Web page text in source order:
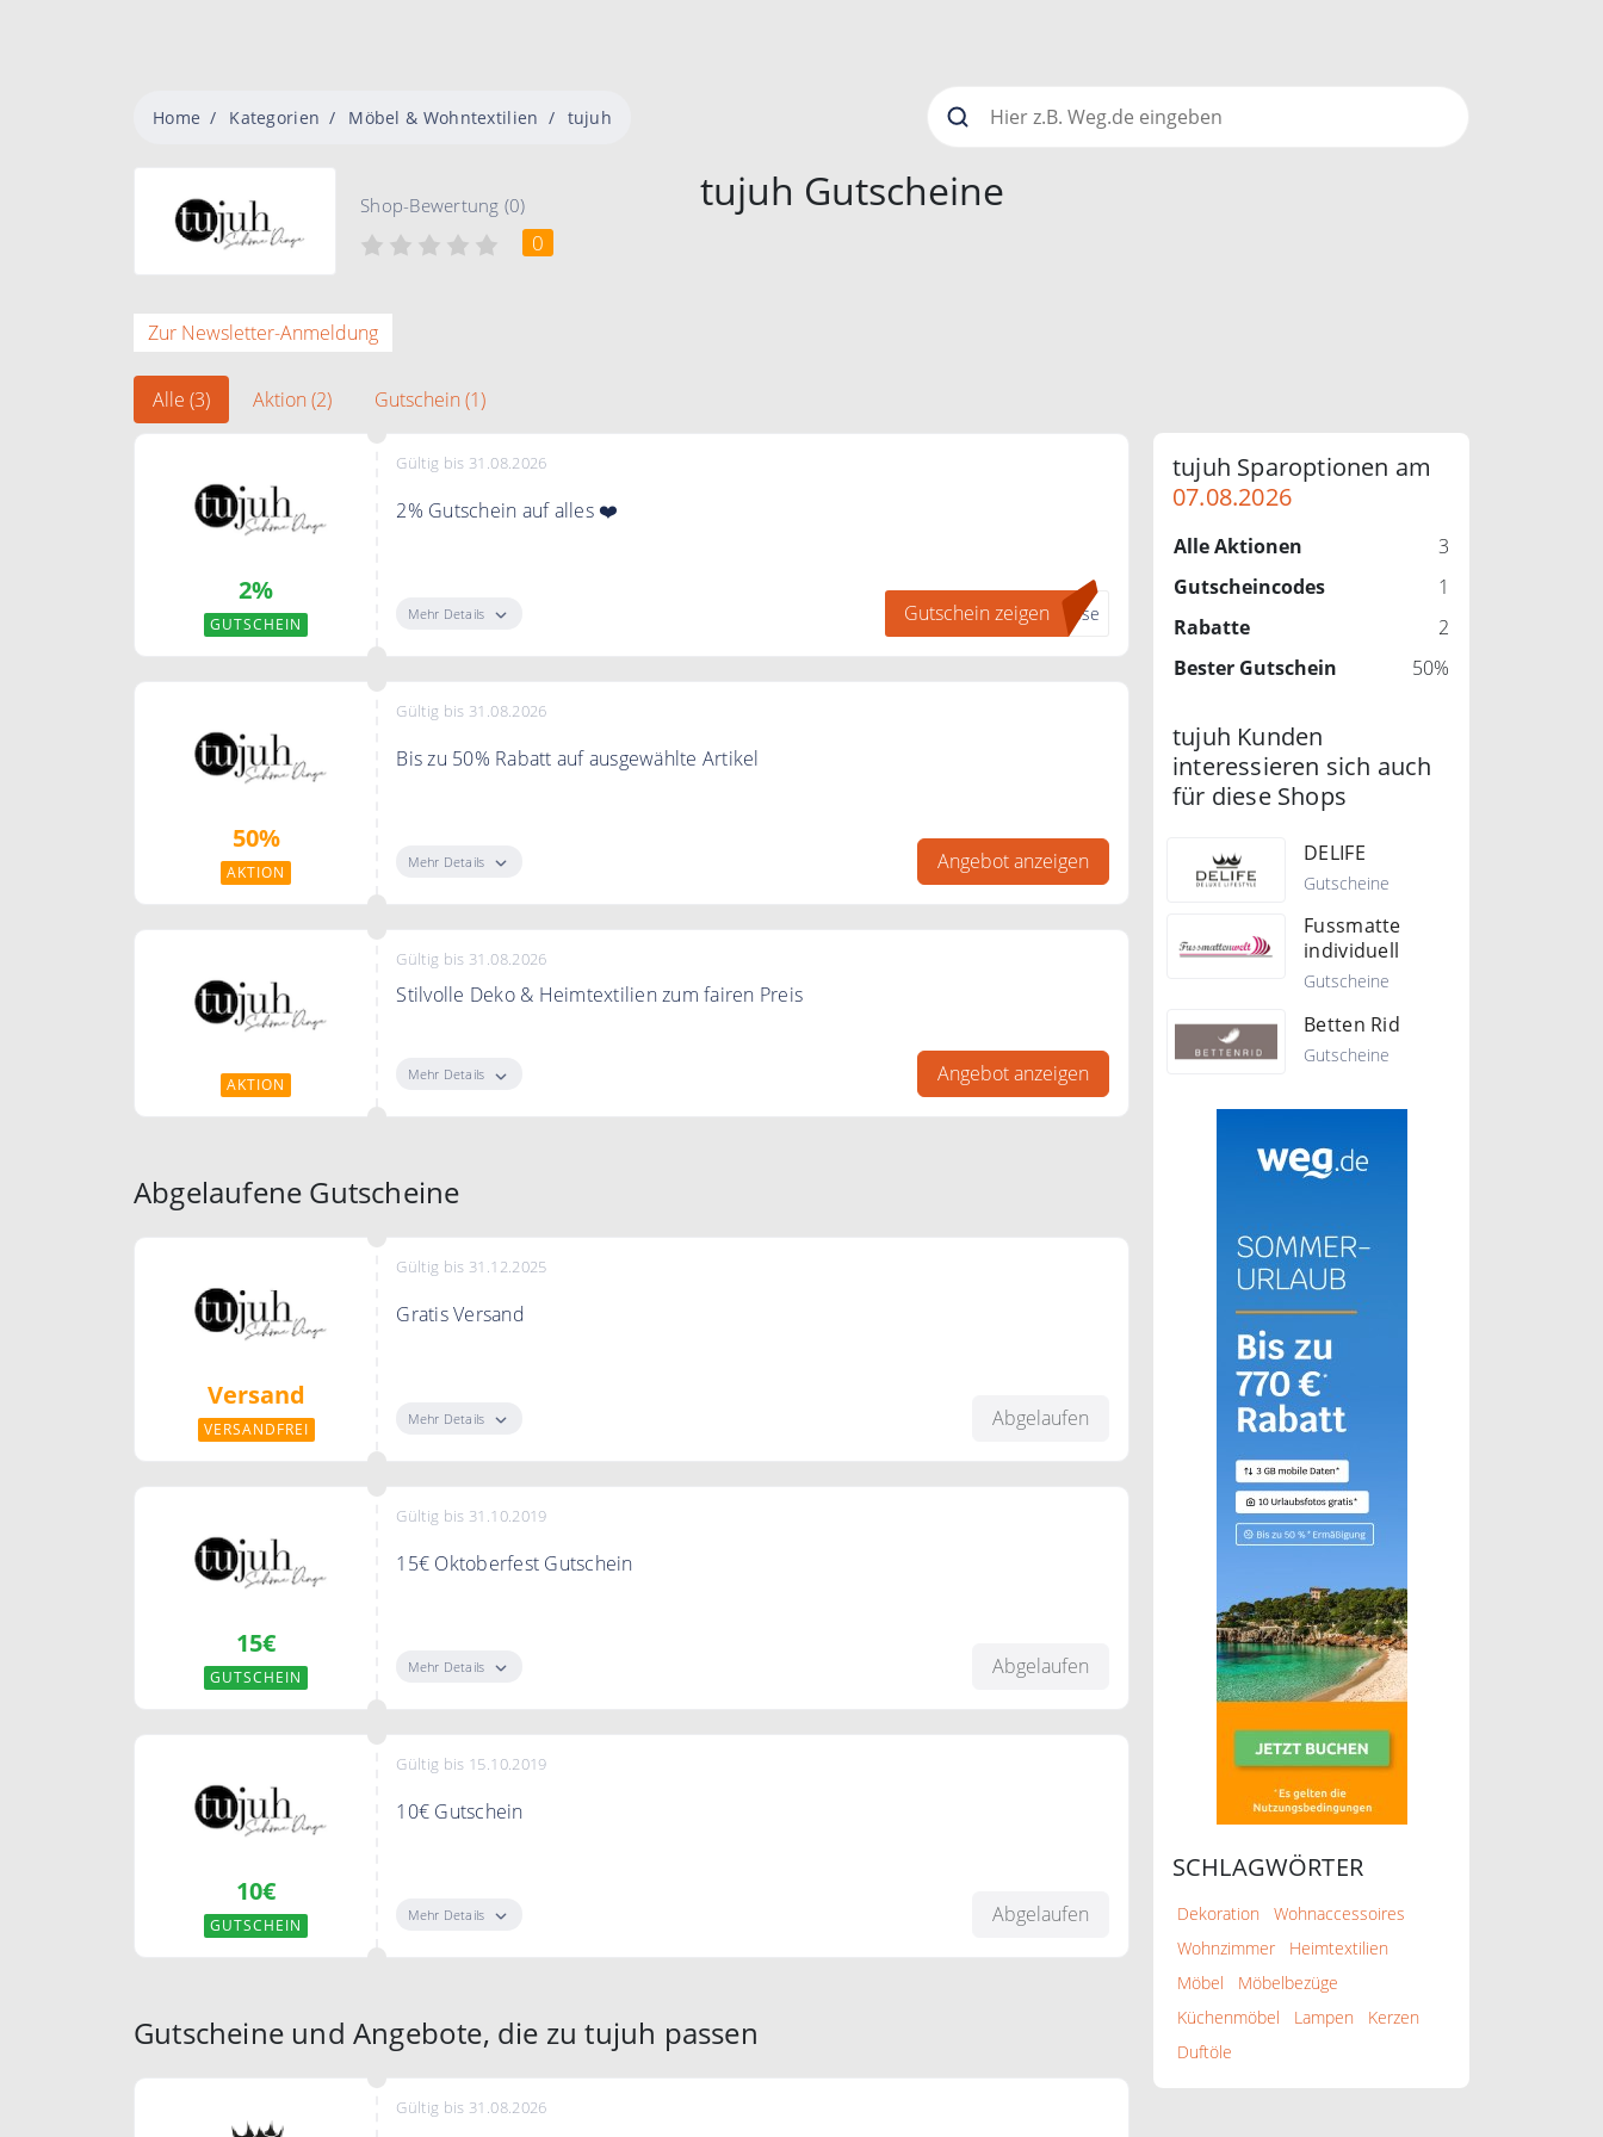
Home Kategorien Möbel & Wohntextilien tujuh
Shop-Bewertung (0)
0
tujuh Gutscheine
Zur Newsletter-Anmeldung
Alle (3) Aktion (2) Gutschein (1)
2%
GUTSCHEIN
Gültig bis 31.08.2026
2% Gutschein auf alles ❤️
Mehr Details Gutschein zeigen asse
50%
AKTION
Gültig bis 31.08.2026
Bis zu 50% Rabatt auf ausgewählte Artikel
Mehr Details Angebot anzeigen
AKTION
Gültig bis 31.08.2026
Stilvolle Deko & Heimtextilien zum fairen Preis
Mehr Details Angebot anzeigen
Abgelaufene Gutscheine
Versand
VERSANDFREI
Gültig bis 31.12.2025
Gratis Versand
Mehr Details Abgelaufen
15€
GUTSCHEIN
Gültig bis 31.10.2019
15€ Oktoberfest Gutschein
Mehr Details Abgelaufen
10€
GUTSCHEIN
Gültig bis 15.10.2019
10€ Gutschein
Mehr Details Abgelaufen
Gutscheine und Angebote, die zu tujuh passen
Gültig bis 31.08.2026
tujuh Sparoptionen am
07.08.2026
Alle Aktionen
3
Gutscheincodes
1
Rabatte
2
Bester Gutschein
50%
tujuh Kunden
interessieren sich auch
für diese Shops
DELIFE
Gutscheine
Fussmatte
individuell
Gutscheine
Betten Rid
Gutscheine
SCHLAGWÖRTER
Dekoration
Wohnaccessoires
Wohnzimmer
Heimtextilien
Möbel
Möbelbezüge
Küchenmöbel
Lampen
Kerzen
Duftöle